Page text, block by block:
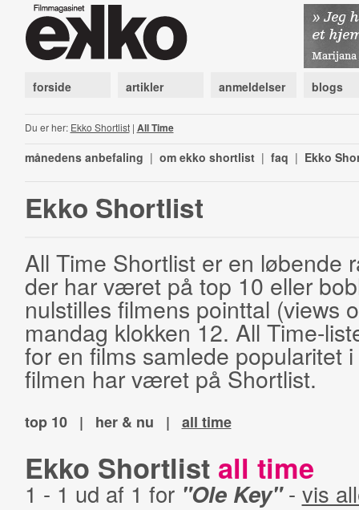
forside artikler anmeldelser blogs
Du er her: Ekko Shortlist| All Time
månedens anbefaling | om ekko shortlist | faq | Ekko
Ekko Shortlist
All Time Shortlist er en løbende
der har været på top 10 eller
nulstilles filmens pointtal (views
mandag klokken 12. All Time-
for en films samlede popularitet
filmen har været på Shortlist.
top 10 | her & nu | all time
Ekko Shortlist all time
1 - 1 ud af 1 for "Ole Key"- vis